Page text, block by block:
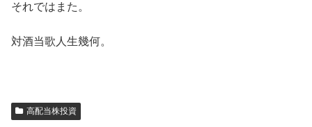
それではまた。
対酒当歌人生幾何。
高配当株投資